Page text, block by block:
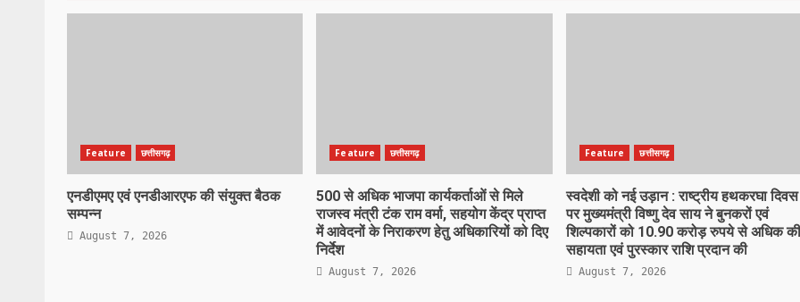
Feature छत्तीसगढ़
एनडीएमए एवं एनडीआरएफ की संयुक्त बैठक
सम्पन्न
August 7, 2026
Feature छत्तीसगढ़
500 से अधिक भाजपा कार्यकर्ताओं से मिले
राजस्व मंत्री टंक राम वर्मा, सहयोग केंद्र प्राप्त
में आवेदनों के निराकरण हेतु अधिकारियों को दिए
निर्देश
August 7, 2026
Feature छत्तीसगढ़
स्वदेशी को नई उड़ान : राष्ट्रीय हथकरघा दिवस
पर मुख्यमंत्री विष्णु देव साय ने बुनकरों एवं
शिल्पकारों को 10.90 करोड़ रुपये से अधिक की
सहायता एवं पुरस्कार राशि प्रदान की
August 7, 2026